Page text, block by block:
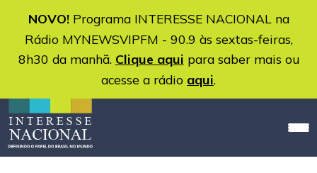
NOVO!Programa INTERESSE NACIONAL na
Rádio MYNEWSVIPFM - 90.9 às sextas-feiras,
8h30 da manhã. Clique aqui para saber mais ou
acesse a rádio aqui.